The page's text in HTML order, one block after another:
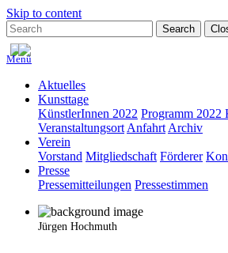
Skip to content
Search
Menü
Aktuelles
Kunsttage
KünstlerInnen 2022 Programm 2022
Veranstaltungsort Anfahrt Archiv
Verein
Vorstand Mitgliedschaft Förderer
Presse
Pressemitteilungen Pressestimmen
Jürgen Hochmuth